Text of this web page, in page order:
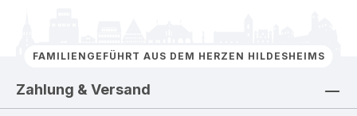
FAMILIENGEFÜHRT AUS DEM HERZEN HILDESHEIMS
Zahlung & Versand